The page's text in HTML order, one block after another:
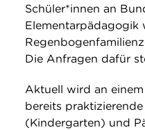
Schüler*innen an
Elementarpädagogik
Die Anfragen dafür
Aktuell wird an
bereits
(Kindergarten) und